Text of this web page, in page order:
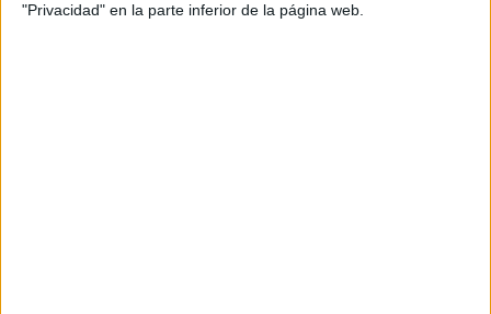
"Privacidad" en la parte inferior de la página web.